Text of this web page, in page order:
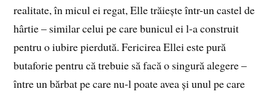
realitate, în micul ei regat, Elle trăiește într-un castel de
hârtie – similar celui pe care bunicul ei l-a construit
pentru o iubire pierdută. Fericirea Ellei este pură
butaforie pentru că trebuie să facă o singură alegere –
între un bărbat pe care nu-l poate avea și unul pe care